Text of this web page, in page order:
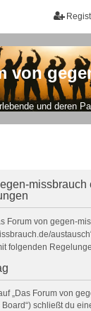
von
und deren
missbrauch
Forum von gegen-
folgenden
„Das Forum von
Board“) schließt du